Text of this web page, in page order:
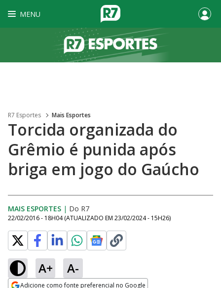
MENU
R7 Esportes Mais Esportes
Torcida organizada do
Grêmio é punida após
briga em jogo do Gaúcho
MAIS ESPORTES | Do R7
22/02/2016 - 18H04 (ATUALIZADO EM 23/02/2024 - 15H26)
A+ A-
Adicione como fonte preferencial no Google